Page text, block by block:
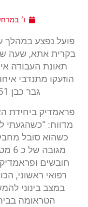
ו׳
פועל נפצע במהלך
בקרית אתא, שעה
הוזעקו מתנדבי
גבר כבן 51 שנחבל בראש ובאגן.
פראמדיק ביחידת
כשהוא סובל
חובשים
רפואי ראשוני,
במצב בינוני
הטראומה